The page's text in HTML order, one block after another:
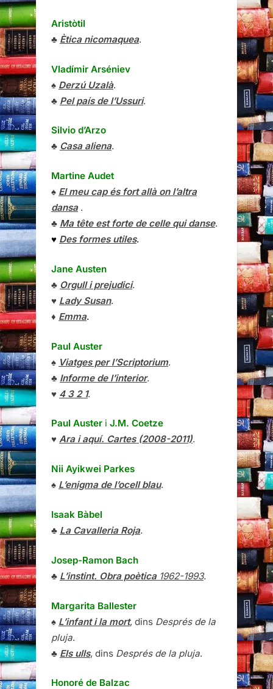
Aristòtil
♣ Ètica nicomaquea.
Vladímir Arséniev
♠ Derzú Uzalà.
♣ Pel país de l’Ussuri.
Silvio d’Arzo
♣ Casa aliena.
Martine Audet
♠ El meu cap és fort allà on l’altra
dansa.
♣ Ma tête est forte de celle qui danse.
♥ Des formes utiles.
Jane Austen
♣ Orgull i prejudici.
♥ Lady Susan.
♦ Emma.
Paul Auster
♠ Viatges per l’Scriptorium.
♣ Informe de l’interior.
♥ 4 3 2 1.
Paul Auster i J.M. Coetze
♥ Ara i aquí. Cartes (2008-2011).
Nii Ayikwei Parkes
♠ L’enigma de l’ocell blau.
Isaak Bàbel
♣ La Cavalleria Roja.
Josep-Ramon Bach
♣ L’instint. Obra poètica1962-1993.
Margarita Ballester
♠ L’infant i la mort, dins Després de la
pluja.
♣ Els ulls, dins Després de la pluja.
Honoré de Balzac